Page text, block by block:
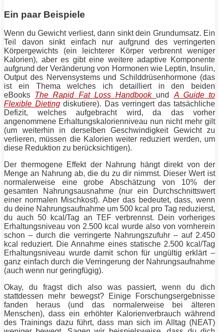
Ein paar Beispiele
Wenn du Gewicht verliest, dann sinkt dein Grundumsatz. Ein
Teil davon sinkt einfach nur aufgrund des verringerten
Körpergewichts (ein leichterer Körper verbrennt weniger
Kalorien), aber es gibt eine weitere adaptive Komponente
aufgrund der Veränderung von Hormonen wie Leptin, Insulin,
Output des Nervensystems und Schilddrüsenhormone (das
ist ein Thema welches ich detailliert in den beiden
eBooks The Rapid Fat Loss Handbook und
A Guide to
Flexible Dietingdiskutiere). Das verringert das tatsächliche
Defizit, welches aufgebracht wird, da das vorher
angenommene Erhaltungskalorienniveau nun nicht mehr gilt
(um weiterhin in derselben Geschwindigkeit Gewicht zu
verlieren, müssen die Kalorien weiter reduziert werden, um
diese Reduktion zu berücksichtigen).
Der thermogene Effekt der Nahrung hängt direkt von der
Menge an Nahrung ab, die du zu dir nimmst. Dieser Wert ist
normalerweise eine grobe Abschätzung von 10% der
gesamten Nahrungsausnahme (nur ein Durchschnittswert
einer normalen Mischkost). Aber das bedeutet, dass, wenn
du deine Nahrungsaufnahme um 500 kcal pro Tag reduzierst,
du auch 50 kcal/Tag an TEF verbrennst. Dein vorheriges
Erhaltungsniveau von 2.500 kcal wurde also von vornherein
schon – durch die verringerte Nahrungszufuhr – auf 2.450
kcal reduziert. Die Annahme eines statische 2.500 kcal/Tag
Erhaltungsniveau wurde damit schon für ungültig erklärt –
ganz einfach durch die Verringerung der Nahrungsaufnahme
(auch wenn nur geringfügig).
Okay, du fragst dich also was passiert, wenn du dich
stattdessen mehr bewegst? Einige Forschungsergebnisse
fanden heraus (und das normalerweise bei älteren
Menschen), dass ein erhöhter Kalorienverbrauch während
des Trainings dazu führt, dass man sich im Alltag (NEAT)